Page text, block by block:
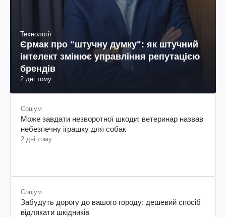
Технології
Єрмак про "штучну думку": як штучний
інтелект змінює управління репутацією
брендів
2 дні тому
Соціум
Може завдати незворотної шкоди: ветеринар назвав
небезпечну іграшку для собак
2 дні тому
Соціум
Забудуть дорогу до вашого городу: дешевий спосіб
відлякати шкідників